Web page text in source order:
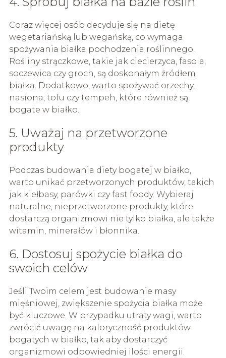
Coraz więcej osób decyduje się na dietę
wegetariańską lub wegańską, co wymaga
spożywania białka pochodzenia roślinnego.
Rośliny strączkowe, takie jak ciecierzyca, fasola,
soczewica czy groch, są doskonałym źródłem
białka. Dodatkowo, warto spożywać orzechy,
nasiona, tofu czy tempeh, które również są
bogate w białko.
5. Uważaj na przetworzone
produkty
Podczas budowania diety bogatej w białko,
warto unikać przetworzonych produktów, takich
jak kiełbasy, parówki czy fast foody. Wybieraj
naturalne, nieprzetworzone produkty, które
dostarczą organizmowi nie tylko białka, ale także
witamin, minerałów i błonnika.
6. Dostosuj spożycie białka do
swoich celów
Jeśli Twoim celem jest budowanie masy
mięśniowej, zwiększenie spożycia białka może
być kluczowe. W przypadku utraty wagi, warto
zwrócić uwagę na kaloryczność produktów
bogatych w białko, tak aby dostarczyć
organizmowi odpowiedniej ilości energii.